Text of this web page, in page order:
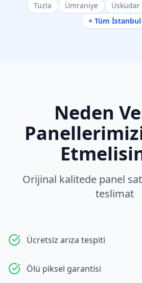
Tuzla
Ümraniye Üsküdar
+ Tüm İstanbul
Neden
Orijinal kalitede panel
teslimat
Ücretsiz arıza tespiti
Ölü piksel garantisi